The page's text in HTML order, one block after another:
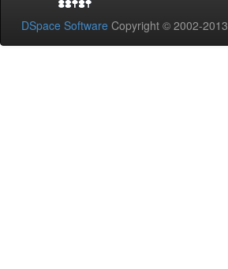
DSpace Software Copyright © 2002-2013